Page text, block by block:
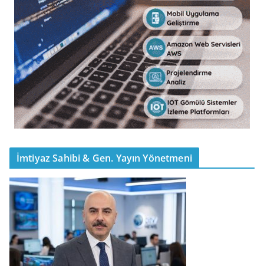
İmtiyaz Sahibi & Gen. Yayın Yönetmeni